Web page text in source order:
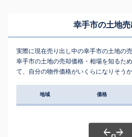
幸手市の土地売
実際に現在売り出し中の幸手市の土地の
幸手市の土地の売却価格・相場を知るた
て、自分の物件価格がいくらになりそう
地域 価格